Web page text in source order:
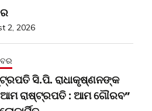
2, 2026
ସି.ପି. ରାଧାକୃଷ୍ଣନଙ୍କ
ରାଷ୍ଟ୍ରପତି : ଆମ ଗୌରବ”